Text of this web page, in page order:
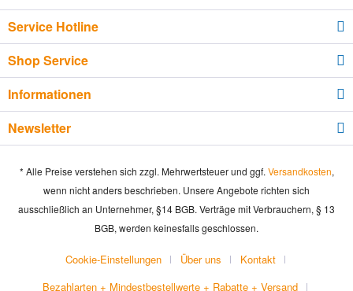
Service Hotline
Shop Service
Informationen
Newsletter
* Alle Preise verstehen sich zzgl. Mehrwertsteuer und ggf. Versandkosten,
wenn nicht anders beschrieben. Unsere Angebote richten sich
ausschließlich an Unternehmer, §14 BGB. Verträge mit Verbrauchern, § 13
BGB, werden keinesfalls geschlossen.
Cookie-Einstellungen Über uns
Kontakt
Bezahlarten + Mindestbestellwerte + Rabatte + Versand